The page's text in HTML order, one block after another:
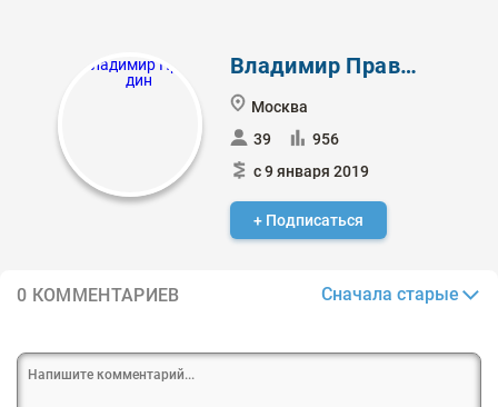
Владимир Правдин
Москва
39
956
с 9 января 2019
+ Подписаться
0 КОММЕНТАРИЕВ Сначала старые